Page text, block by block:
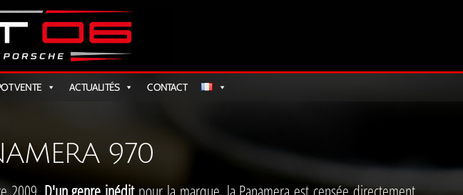
VENTE ACTUALITÉS CONTACT
970